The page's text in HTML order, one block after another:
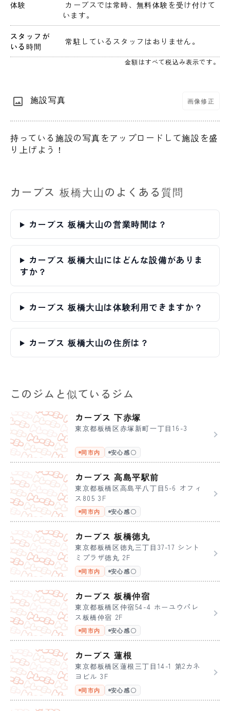
体験
います。
スタッフが
いる時間
常駐しているスタッフはおりません。
金額はすべて税込み表示です。
施設写真 画像修正
持っている施設の写真をアップロードして施設を盛
り上げよう！
カーブス 板橋大山のよくある質問
カーブス 板橋大山の営業時間は？
カーブス 板橋大山にはどんな設備がありま
すか？
カーブス 板橋大山は体験利用できますか？
カーブス 板橋大山の住所は？
このジムと似ているジム
カーブス 下赤塚
東京都板橋区赤塚新町一丁目16-3
同市内 安心感〇
カーブス 高島平駅前
東京都板橋区高島平八丁目5-6 オフィ
ス805 3F
同市内 安心感〇
カーブス 板橋徳丸
東京都板橋区徳丸三丁目37-17 シント
ミプラザ徳丸 2F
同市内 安心感〇
カーブス 板橋仲宿
東京都板橋区仲宿54-4 ホーユウパレ
ス板橋仲宿 2F
同市内 安心感〇
カーブス 蓮根
東京都板橋区蓮根三丁目14-1 第2カネ
ヨビル 3F
同市内 安心感〇